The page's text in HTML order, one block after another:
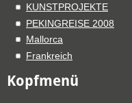
KUNSTPROJEKTE
PEKINGREISE 2008
Mallorca
Frankreich
Kopfmenü